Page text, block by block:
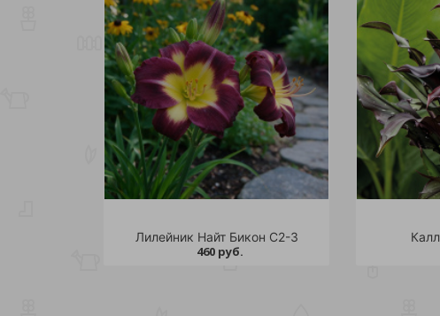
Лилейник Найт Бикон С2-3
460 руб.